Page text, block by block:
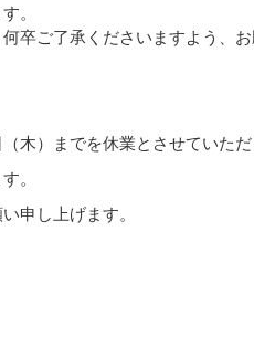
。
卒ご了承くださいますよう、お
木）までを休業とさせていただ
。
申し上げます。